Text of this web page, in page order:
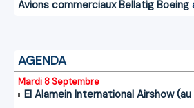
Avions commerciaux Bellatig Boeing
AGENDA
Mardi 8 Septembre
El Alamein International Airshow